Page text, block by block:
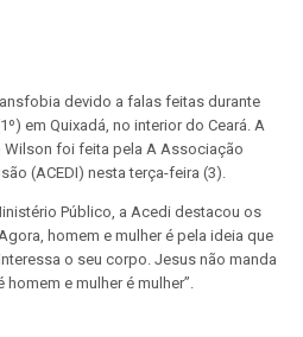
devido a falas feitas durante
em Quixadá, no interior do Ceará. A
Wilson foi feita pela A Associação
(ACEDI) nesta terça-feira (3).
Público, a Acedi destacou os
homem e mulher é pela ideia que
o seu corpo. Jesus não manda
e mulher é mulher”.